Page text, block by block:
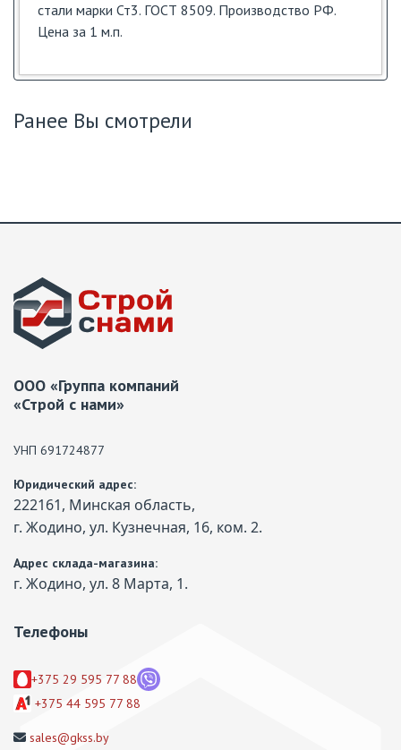
стали марки Ст3. ГОСТ 8509. Производство РФ.
Цена за 1 м.п.
Ранее Вы смотрели
ООО «Группа компаний
«Строй с нами»
УНП 691724877
Юридический адрес:
222161, Минская область,
г. Жодино, ул. Кузнечная, 16, ком. 2.
Адрес склада-магазина:
г. Жодино, ул. 8 Марта, 1.
Телефоны
+375 29 595 77 88
+375 44 595 77 88
sales@gkss.by